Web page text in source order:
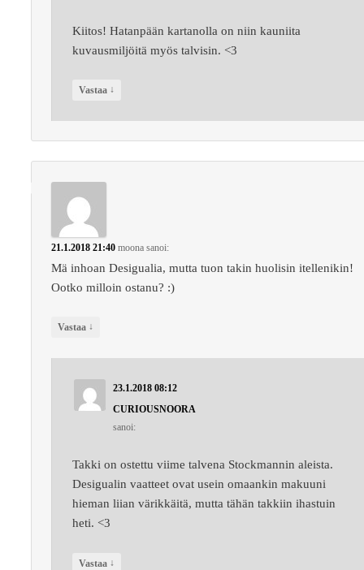
Kiitos! Hatanpään kartanolla on niin kauniita
kuvausmiljöitä myös talvisin. <3
Vastaa ↓
21.1.2018 21:40 moona sanoi:
Mä inhoan Desigualia, mutta tuon takin huolisin itellenikin!
Ootko milloin ostanu? :)
Vastaa ↓
23.1.2018 08:12
CURIOUSNOORA
sanoi:
Takki on ostettu viime talvena Stockmannin aleista.
Desigualin vaatteet ovat usein omaankin makuuni
hieman liian värikkäitä, mutta tähän takkiin ihastuin
heti. <3
Vastaa ↓